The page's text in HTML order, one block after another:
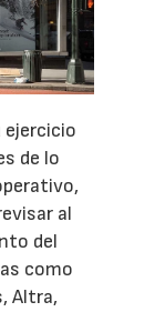
ejercicio
de lo
al
del
como
Altra,